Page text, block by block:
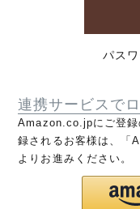
パス
連携サービスで
Amazon.co.jpにご登録
録されるお客様は、「
よりお進みください。